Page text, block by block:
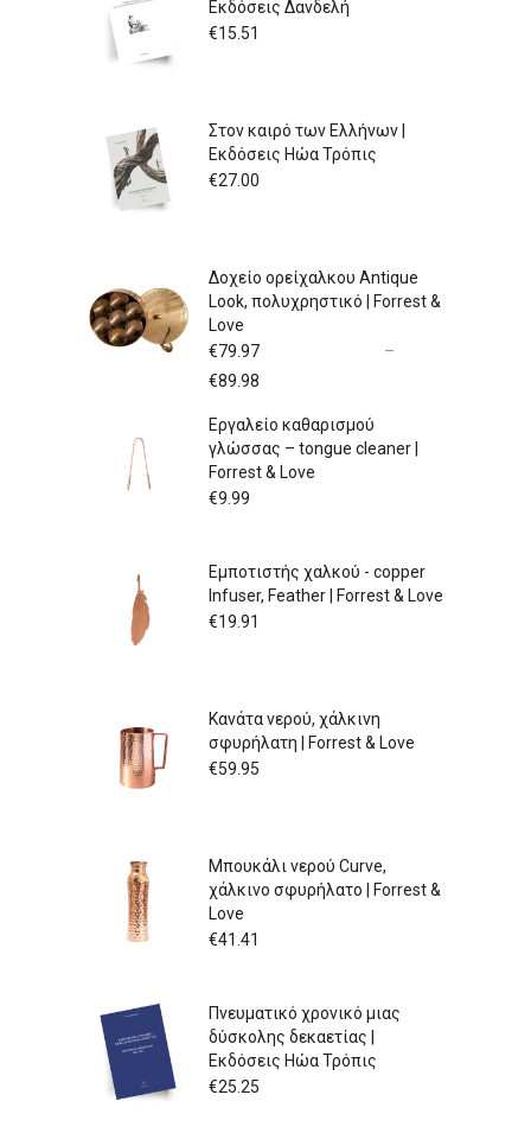
Εκδόσεις Δανδελή
€15.51
Στον καιρό των Ελλήνων |
Εκδόσεις Ηώα Τρόπις
€27.00
Δοχείο ορείχαλκου Antique
Look, πολυχρηστικό | Forrest &
Love
€79.97
–
€89.98
through
Εργαλείο καθαρισμού
γλώσσας – tongue cleaner |
Forrest & Love
€9.99
Εμποτιστής χαλκού - copper
Infuser, Feather | Forrest & Love
€19.91
Κανάτα νερού, χάλκινη
σφυρήλατη | Forrest & Love
€59.95
Μπουκάλι νερού Curve,
χάλκινο σφυρήλατο | Forrest &
Love
€41.41
Πνευματικό χρονικό μιας
δύσκολης δεκαετίας |
Εκδόσεις Ηώα Τρόπις
€25.25